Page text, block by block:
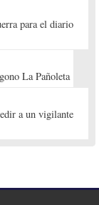
para el diario
La Pañoleta
a un vigilante